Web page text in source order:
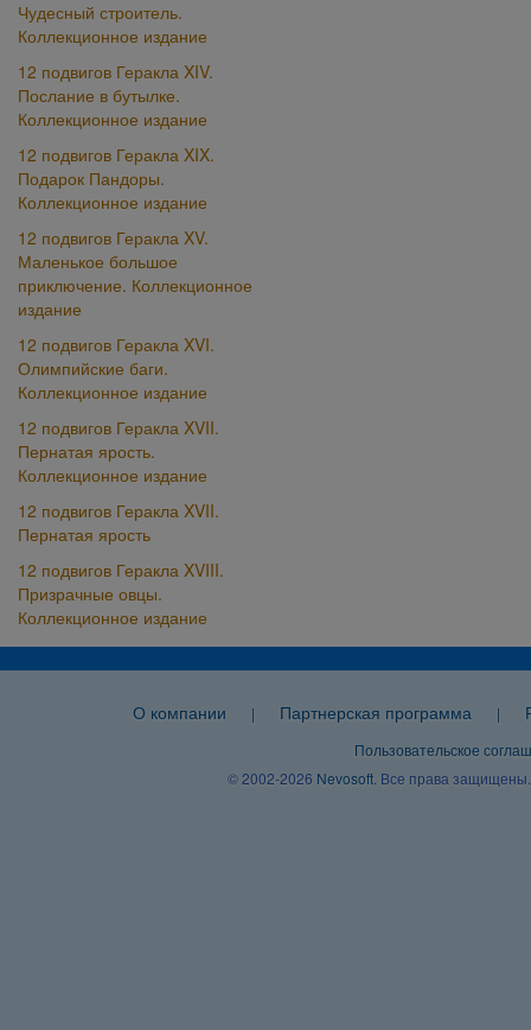
Чудесный строитель.
Коллекционное издание
12 подвигов Геракла XIV.
Послание в бутылке.
Коллекционное издание
12 подвигов Геракла XIX.
Подарок Пандоры.
Коллекционное издание
12 подвигов Геракла XV.
Маленькое большое
приключение. Коллекционное
издание
12 подвигов Геракла XVI.
Олимпийские баги.
Коллекционное издание
12 подвигов Геракла XVII.
Пернатая ярость.
Коллекционное издание
12 подвигов Геракла XVII.
Пернатая ярость
12 подвигов Геракла XVIII.
Призрачные овцы.
Коллекционное издание
О компании | Партнерская программа |
Пользовательское
© 2002-2026 Nevosoft . Все права защищены